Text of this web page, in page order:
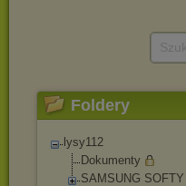
Foldery
lysy112
Dokumenty
SAMSUNG SOFTY